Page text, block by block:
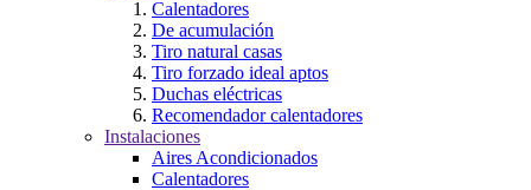
Calentadores
De acumulación
Tiro natural casas
Tiro forzado ideal aptos
Duchas eléctricas
Recomendador calentadores
Instalaciones
Aires Acondicionados
Calentadores